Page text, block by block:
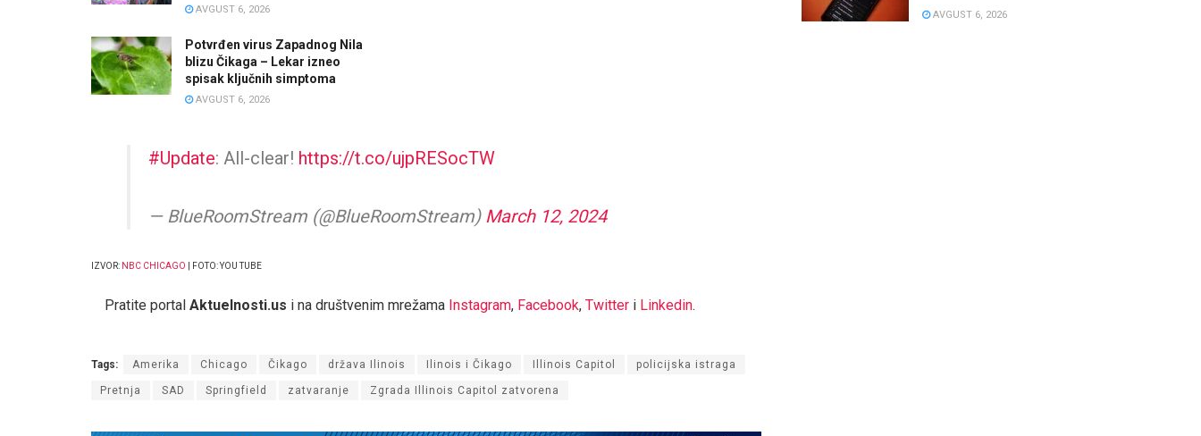
AVGUST 6, 2026
Potvrđen virus Zapadnog Nila
blizu Čikaga – Lekar izneo
spisak ključnih simptoma
AVGUST 6, 2026
#Update: All-clear! https://t.co/ujpRESocTW
— BlueRoomStream (@BlueRoomStream) March 12, 2024
IZVOR: NBC CHICAGO | FOTO: YOU TUBE
Pratite portal Aktuelnosti.us i na društvenim mrežama Instagram, Facebook, Twitter i Linkedin.
Tags: Amerika Chicago Čikago država Ilinois Ilinois i Čikago Illinois Capitol policijska istraga
Pretnja SAD Springfield zatvaranje Zgrada Illinois Capitol zatvorena
AVGUST 6, 2026